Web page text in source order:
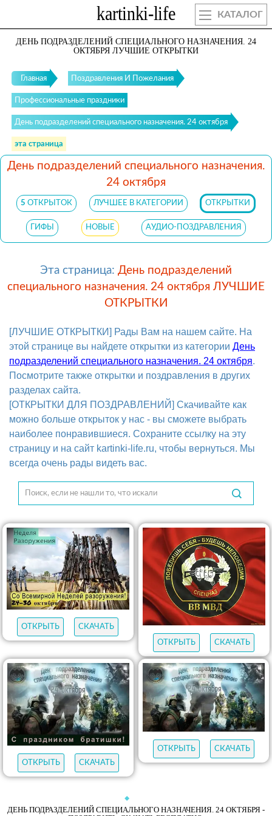
КАТАЛОГ
ДЕНЬ ПОДРАЗДЕЛЕНИЙ СПЕЦИАЛЬНОГО НАЗНАЧЕНИЯ. 24
ОКТЯБРЯ ЛУЧШИЕ ОТКРЫТКИ
Главная Поздравления И Пожелания
Профессиональные праздники
День подразделений специального назначения. 24 октября
эта страница
День подразделений специального назначения.
24 октября
5 ОТКРЫТОК ЛУЧШЕЕ В КАТЕГОРИИ ОТКРЫТКИ
ГИФЫ НОВЫЕ АУДИО-ПОЗДРАВЛЕНИЯ
Эта страница: День подразделений
специального назначения. 24 октября ЛУЧШИЕ
ОТКРЫТКИ
[ЛУЧШИЕ ОТКРЫТКИ] Рады Вам на нашем сайте. На
этой странице вы найдете открытки из категории День
подразделений специального назначения. 24 октября.
Посмотрите также открытки и поздравления в других
разделах сайта.
[ОТКРЫТКИ ДЛЯ ПОЗДРАВЛЕНИЙ] Скачивайте как
можно больше открыток у нас - вы сможете выбрать
наиболее понравившиеся. Сохраните ссылку на эту
страницу и на сайт kartinki-life.ru, чтобы вернуться. Мы
всегда очень рады видеть вас.
ОТКРЫТЬ СКАЧАТЬ
ОТКРЫТЬ СКАЧАТЬ
ОТКРЫТЬ СКАЧАТЬ
ОТКРЫТЬ СКАЧАТЬ
ДЕНЬ ПОДРАЗДЕЛЕНИЙ СПЕЦИАЛЬНОГО НАЗНАЧЕНИЯ. 24 ОКТЯБРЯ -